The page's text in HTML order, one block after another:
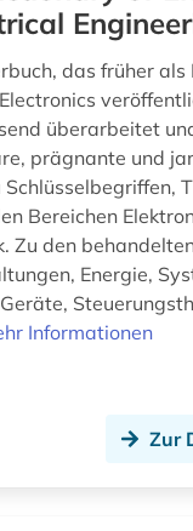
(1)
computerlinguistik (2)
computersicherheit (1)
computertechnik (1)
computing &amp; processing (1)
controlling (1)
Suedosteuropa (1)
Tschechische Republik (1)
das früher als
überarbeitet
prägnante und
Bereichen
Zu den
Energie,
Informationen
Zur